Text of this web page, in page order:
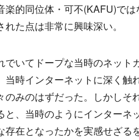
楽的同位体・可不(KAFU)で
た点は非常に興味深い。
いてドープな当時のネット
時インターネットに深く触
みのはずだった。しかしそ
と、当時のようにインターネ
在となったかを実感せざる